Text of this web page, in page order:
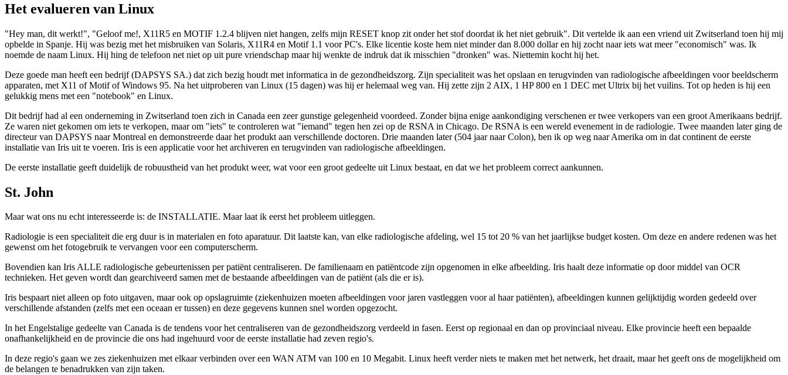
Het evalueren van Linux
"Hey man, dit werkt!", "Geloof me!, X11R5 en MOTIF 1.2.4 blijven niet hangen, zelfs mijn RESET knop zit onder het stof doordat ik het niet gebruik". Dit vertelde ik aan een vriend uit Zwitserland toen hij mij
opbelde in Spanje. Hij was bezig met het misbruiken van Solaris, X11R4 en Motif 1.1 voor PC's. Elke licentie koste hem niet minder dan 8.000 dollar en hij zocht naar iets wat meer "economisch" was. Ik
noemde de naam Linux. Hij hing de telefoon net niet op uit pure vriendschap maar hij wenkte de indruk dat ik misschien "dronken" was. Niettemin kocht hij het.
Deze goede man heeft een bedrijf (DAPSYS SA.) dat zich bezig houdt met informatica in de gezondheidszorg. Zijn specialiteit was het opslaan en terugvinden van radiologische afbeeldingen voor beeldscherm
apparaten, met X11 of Motif of Windows 95. Na het uitproberen van Linux (15 dagen) was hij er helemaal weg van. Hij zette zijn 2 AIX, 1 HP 800 en 1 DEC met Ultrix bij het vuilins. Tot op heden is hij een
gelukkig mens met een "notebook" en Linux.
Dit bedrijf had al een onderneming in Zwitserland toen zich in Canada een zeer gunstige gelegenheid voordeed. Zonder bijna enige aankondiging verschenen er twee verkopers van een groot Amerikaans bedrijf.
Ze waren niet gekomen om iets te verkopen, maar om "iets" te controleren wat "iemand" tegen hen zei op de RSNA in Chicago. De RSNA is een wereld evenement in de radiologie. Twee maanden later ging de
directeur van DAPSYS naar Montreal en demonstreerde daar het produkt aan verschillende doctoren. Drie maanden later (504 jaar naar Colon), ben ik op weg naar Amerika om in dat continent de eerste
installatie van Iris uit te voeren. Iris is een applicatie voor het archiveren en terugvinden van radiologische afbeeldingen.
De eerste installatie geeft duidelijk de robuustheid van het produkt weer, wat voor een groot gedeelte uit Linux bestaat, en dat we het probleem correct aankunnen.
St. John
Maar wat ons nu echt interesseerde is: de INSTALLATIE. Maar laat ik eerst het probleem uitleggen.
Radiologie is een specialiteit die erg duur is in materialen en foto aparatuur. Dit laatste kan, van elke radiologische afdeling, wel 15 tot 20 % van het jaarlijkse budget kosten. Om deze en andere redenen was het
gewenst om het fotogebruik te vervangen voor een computerscherm.
Bovendien kan Iris ALLE radiologische gebeurtenissen per patiënt centraliseren. De familienaam en patiëntcode zijn opgenomen in elke afbeelding. Iris haalt deze informatie op door middel van OCR
technieken. Het geven wordt dan gearchiveerd samen met de bestaande afbeeldingen van de patiënt (als die er is).
Iris bespaart niet alleen op foto uitgaven, maar ook op opslagruimte (ziekenhuizen moeten afbeeldingen voor jaren vastleggen voor al haar patiënten), afbeeldingen kunnen gelijktijdig worden gedeeld over
verschillende afstanden (zelfs met een oceaan er tussen) en deze gegevens kunnen snel worden opgezocht.
In het Engelstalige gedeelte van Canada is de tendens voor het centraliseren van de gezondheidszorg verdeeld in fasen. Eerst op regionaal en dan op provinciaal niveau. Elke provincie heeft een bepaalde
onafhankelijkheid en de provincie die ons had ingehuurd voor de eerste installatie had zeven regio's.
In deze regio's gaan we zes ziekenhuizen met elkaar verbinden over een WAN ATM van 100 en 10 Megabit. Linux heeft verder niets te maken met het netwerk, het draait, maar het geeft ons de mogelijkheid om
de belangen te benadrukken van zijn taken.